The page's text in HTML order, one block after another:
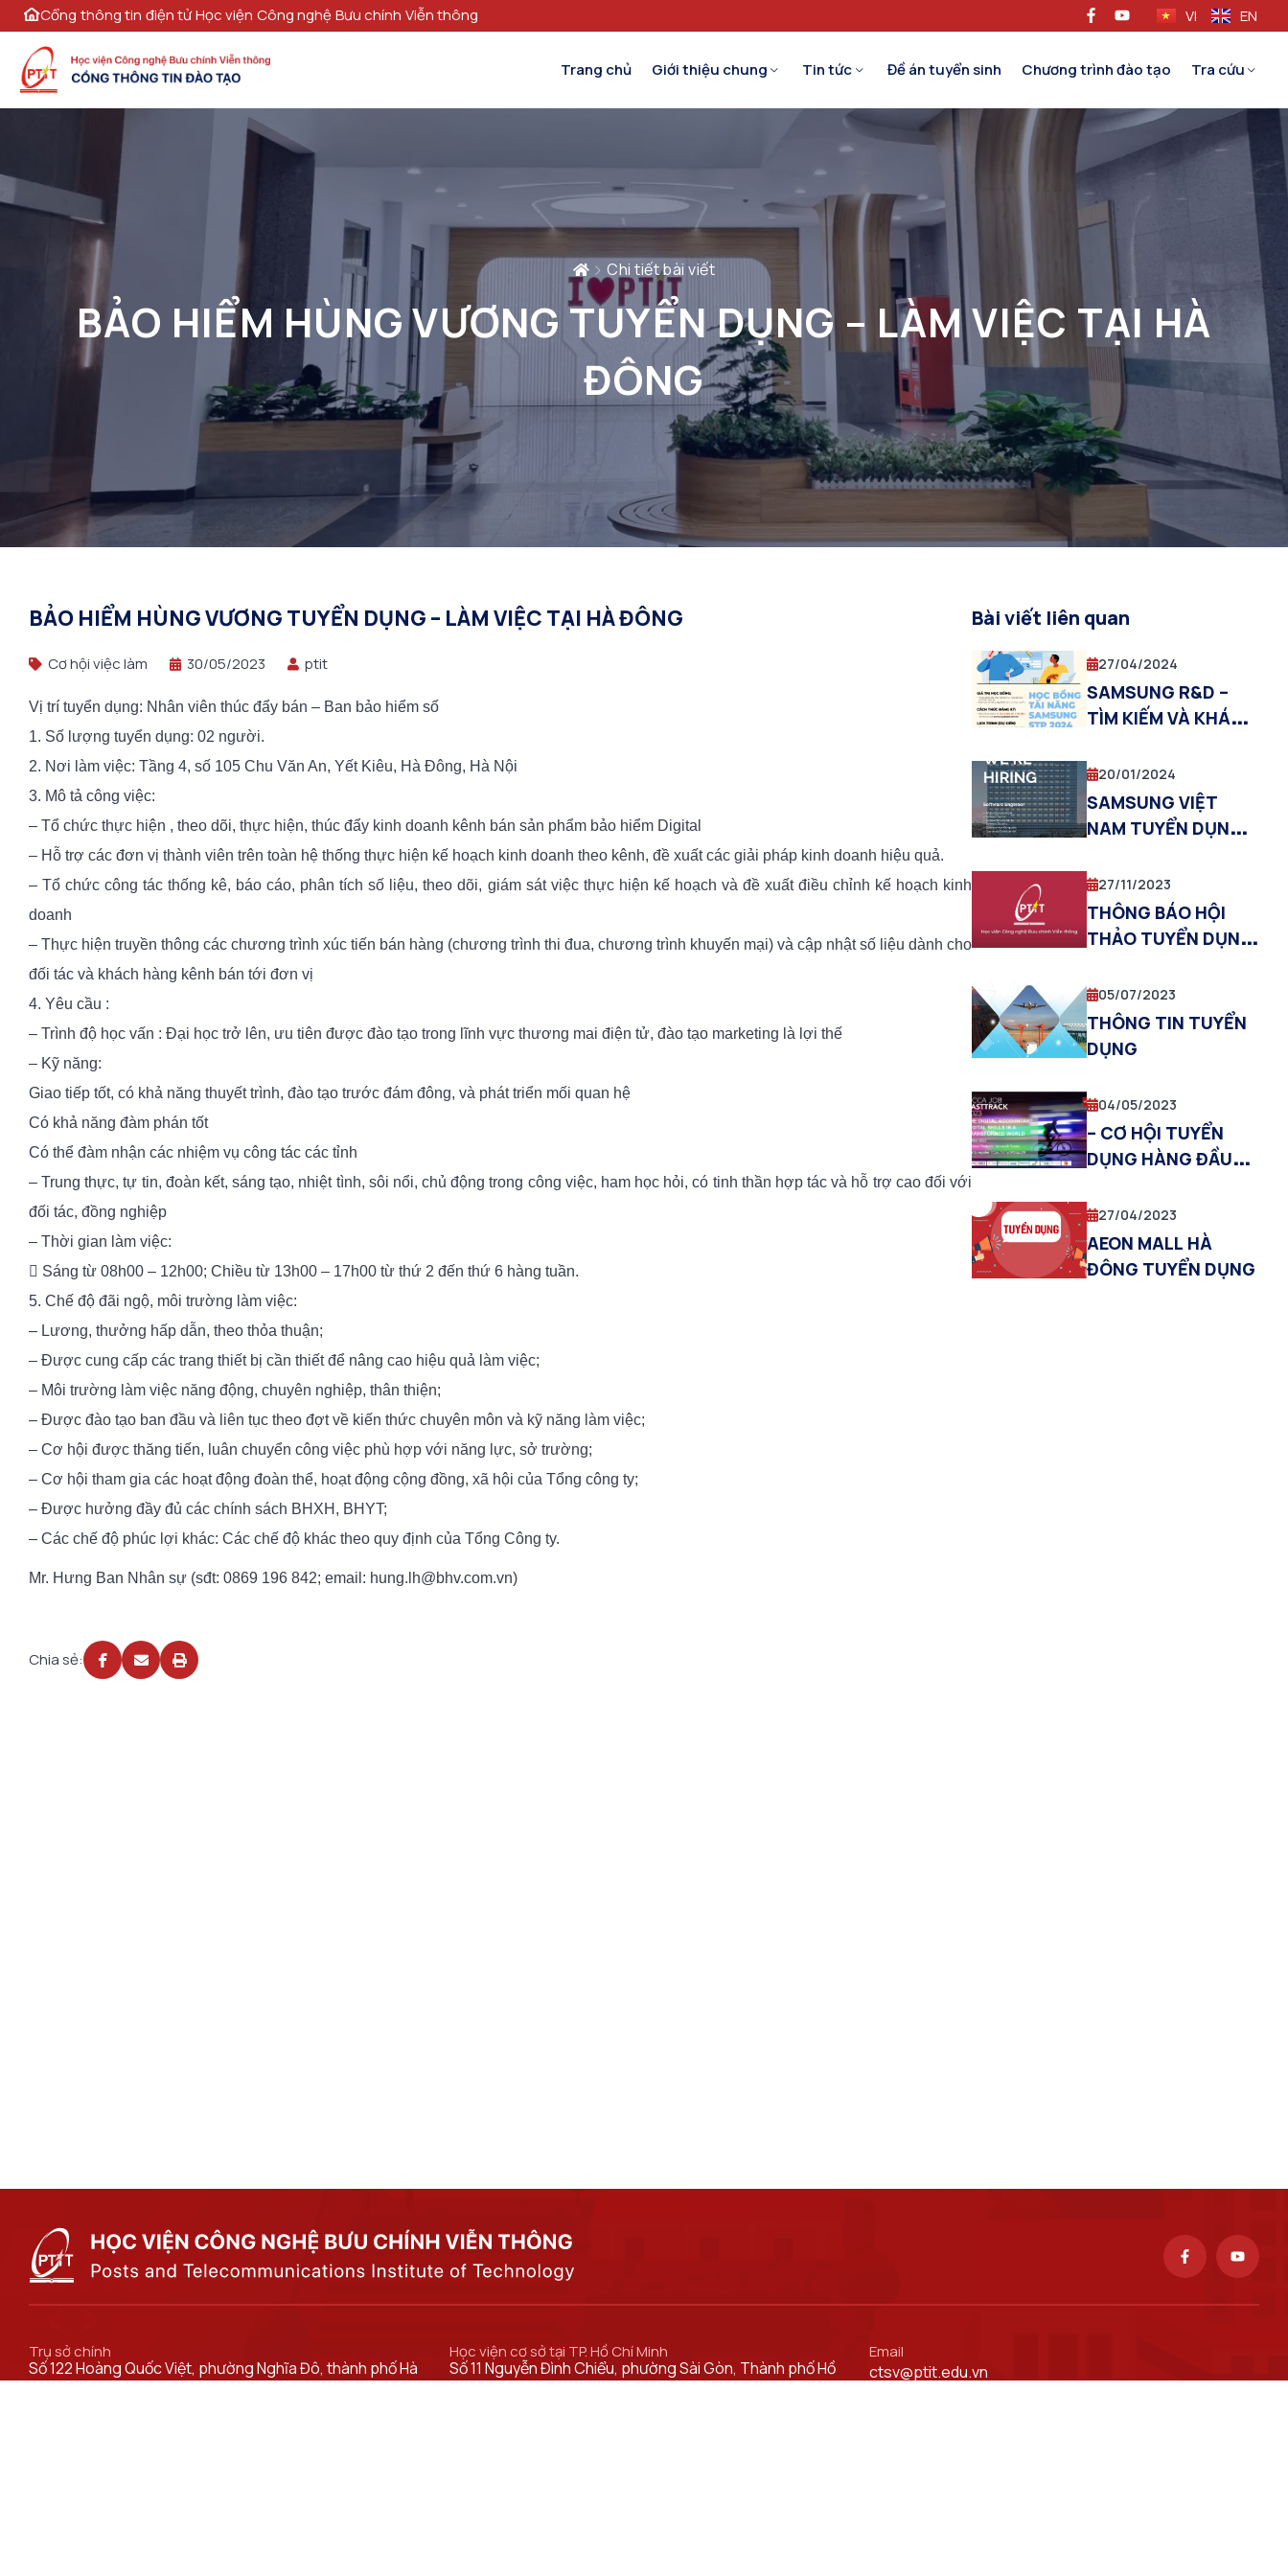
Cổng thông tin điện tử Học viện Công nghệ Bưu chính Viễn thông VI EN
Trang chủ Giới thiệu chung Tin tức Đề án tuyển sinh Chương trình đào tạo Tra cứu
Chi tiết bài viết
BẢO HIỂM HÙNG VƯƠNG TUYỂN DỤNG – LÀM VIỆC TẠI HÀ
ĐÔNG
BẢO HIỂM HÙNG VƯƠNG TUYỂN DỤNG – LÀM VIỆC TẠI HÀ ĐÔNG
Cơ hội việc làm 30/05/2023 ptit
Vị trí tuyển dụng: Nhân viên thúc đẩy bán – Ban bảo hiểm số
1. Số lượng tuyển dụng: 02 người.
2. Nơi làm việc: Tầng 4, số 105 Chu Văn An, Yết Kiêu, Hà Đông, Hà Nội
3. Mô tả công việc:
– Tổ chức thực hiện , theo dõi, thực hiện, thúc đẩy kinh doanh kênh bán sản phẩm bảo hiểm Digital
– Hỗ trợ các đơn vị thành viên trên toàn hệ thống thực hiện kế hoạch kinh doanh theo kênh, đề xuất các giải pháp kinh doanh hiệu quả.
– Tổ chức công tác thống kê, báo cáo, phân tích số liệu, theo dõi, giám sát việc thực hiện kế hoạch và đề xuất điều chỉnh kế hoạch kinh
doanh
– Thực hiện truyền thông các chương trình xúc tiến bán hàng (chương trình thi đua, chương trình khuyến mại) và cập nhật số liệu dành cho
đối tác và khách hàng kênh bán tới đơn vị
4. Yêu cầu :
– Trình độ học vấn : Đại học trở lên, ưu tiên được đào tạo trong lĩnh vực thương mai điện tử, đào tạo marketing là lợi thế
– Kỹ năng:
Giao tiếp tốt, có khả năng thuyết trình, đào tạo trước đám đông, và phát triển mối quan hệ
Có khả năng đàm phán tốt
Có thể đàm nhận các nhiệm vụ công tác các tỉnh
– Trung thực, tự tin, đoàn kết, sáng tạo, nhiệt tình, sôi nổi, chủ động trong công việc, ham học hỏi, có tinh thần hợp tác và hỗ trợ cao đối với
đối tác, đồng nghiệp
– Thời gian làm việc:
 Sáng từ 08h00 – 12h00; Chiều từ 13h00 – 17h00 từ thứ 2 đến thứ 6 hàng tuần.
5. Chế độ đãi ngộ, môi trường làm việc:
– Lương, thưởng hấp dẫn, theo thỏa thuận;
– Được cung cấp các trang thiết bị cần thiết để nâng cao hiệu quả làm việc;
– Môi trường làm việc năng động, chuyên nghiệp, thân thiện;
– Được đào tạo ban đầu và liên tục theo đợt về kiến thức chuyên môn và kỹ năng làm việc;
– Cơ hội được thăng tiến, luân chuyển công việc phù hợp với năng lực, sở trường;
– Cơ hội tham gia các hoạt động đoàn thể, hoạt động cộng đồng, xã hội của Tổng công ty;
– Được hưởng đầy đủ các chính sách BHXH, BHYT;
– Các chế độ phúc lợi khác: Các chế độ khác theo quy định của Tổng Công ty.
Mr. Hưng Ban Nhân sự (sđt: 0869 196 842; email: hung.lh@bhv.com.vn)
Chia sẻ:
Bài viết liên quan
27/04/2024
SAMSUNG R&D –
TÌM KIẾM VÀ KHÁM
20/01/2024
SAMSUNG VIỆT
NAM TUYỂN DỤNG
ĐỢT 1 NĂM 2024
27/11/2023
THÔNG BÁO HỘI
THẢO TUYỂN DỤNG
05/07/2023
THÔNG TIN TUYỂN
DỤNG
04/05/2023
– CƠ HỘI TUYỂN
DỤNG HÀNG ĐẦU
NGHIỆP
27/04/2023
AEON MALL HÀ
ĐÔNG TUYỂN DỤNG
Trụ sở chính
Số 122 Hoàng Quốc Việt, phường Nghĩa Đô, thành phố Hà
Nội.
Học viện cơ sở tại TP. Hồ Chí Minh
Số 11 Nguyễn Đình Chiểu, phường Sài Gòn, Thành phố Hồ
Chí Minh.
Email
ctsv@ptit.edu.vn